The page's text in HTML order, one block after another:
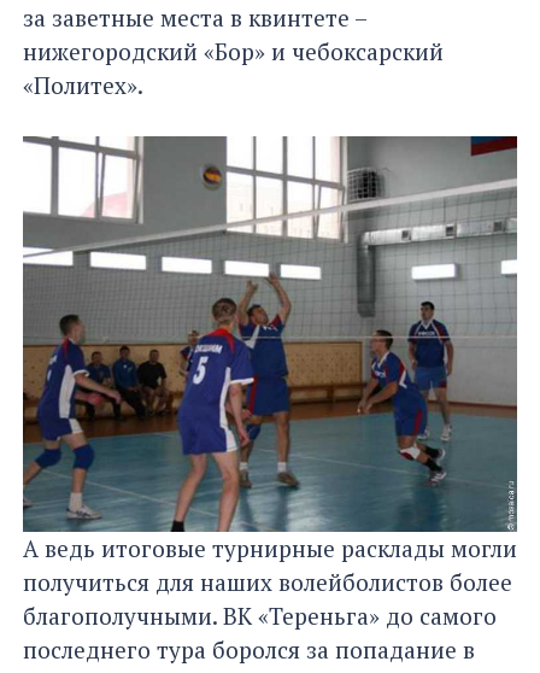
за заветные места в квинтете –
нижегородский «Бор» и чебоксарский
«Политех».
А ведь итоговые турнирные расклады могли
получиться для наших волейболистов более
благополучными. ВК «Тереньга» до самого
последнего тура боролся за попадание в